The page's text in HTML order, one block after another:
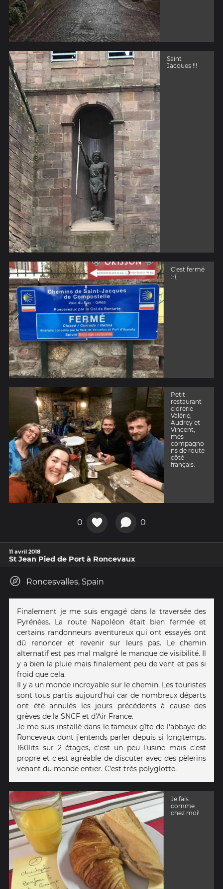
Saint
Jacques !!!
C'est fermé
:-(
Petit
restaurant
cidrerie
Valérie,
Audrey et
Vincent,
mes
compagno
ns de route
côté
français.
0 0
11 avril 2018
St Jean Pied de Port à Roncevaux
Roncesvalles, Spain
Finalement je me suis engagé dans la traversée des
Pyrénées. La route Napoléon était bien fermée et
certains randonneurs aventureux qui ont essayés ont
dû renoncer et revenir sur leurs pas. Le chemin
alternatif est pas mal malgré le manque de visibilité. Il
y a bien la pluie mais finalement peu de vent et pas si
froid que cela.
Il y a un monde incroyable sur le chemin. Les touristes
sont tous partis aujourd'hui car de nombreux départs
ont été annulés les jours précédents à cause des
grèves de la SNCF et d'Air France.
Je me suis installé dans le fameux gîte de l'abbaye de
Roncevaux dont j'entends parler depuis si longtemps.
160lits sur 2 étages, c'est un peu l'usine mais c'est
propre et c'est agréable de discuter avec des pèlerins
venant du monde entier. C'est très polyglotte.
Je fais
comme
chez moi!